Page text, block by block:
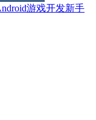
游戏开发新手